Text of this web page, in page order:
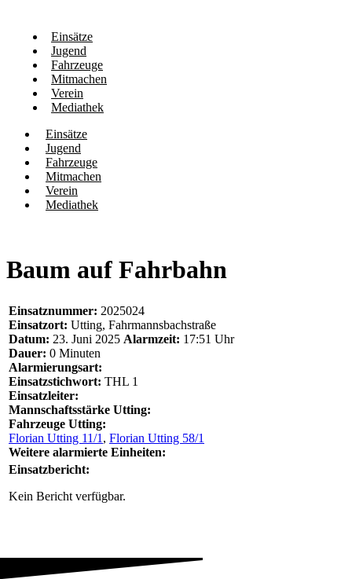
Einsätze
Jugend
Fahrzeuge
Mitmachen
Verein
Mediathek
Einsätze
Jugend
Fahrzeuge
Mitmachen
Verein
Mediathek
Baum auf Fahrbahn
Einsatznummer: 2025024
Einsatzort: Utting, Fahrmannsbachstraße
Datum: 23. Juni 2025 Alarmzeit: 17:51 Uhr
Dauer: 0 Minuten
Alarmierungsart:
Einsatzstichwort: THL 1
Einsatzleiter:
Mannschaftsstärke Utting:
Fahrzeuge Utting:
Florian Utting 11/1 , Florian Utting 58/1
Weitere alarmierte Einheiten:
Einsatzbericht:
Kein Bericht verfügbar.